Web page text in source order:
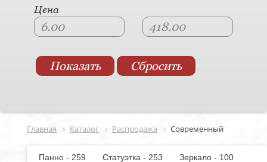
Цена
Главная Каталог Распродажа Современный
Панно - 259 Статуэтка - 253
Зеркало - 100